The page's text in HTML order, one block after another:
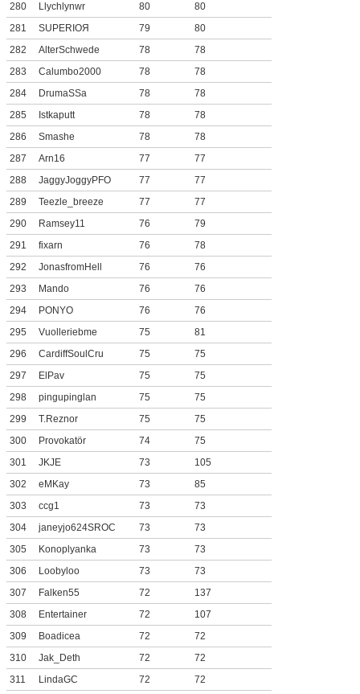
280
Llychlynwr 80
80
281
SUPERIOЯ 79
80
282
AlterSchwede 78
78
283
Calumbo2000 78
78
284
DrumaSSa 78
78
285
Istkaputt 78
78
286
Smashe 78
78
287
Arn16 77
77
288
JaggyJoggyPFO 77
77
289
Teezle_breeze 77
77
290
Ramsey11 76
79
291
fixarn 76
78
292
JonasfromHell 76
76
293
Mando 76
76
294
PONYO 76
76
295
Vuolleriebme 75
81
296
CardiffSoulCru 75
75
297
ElPav 75
75
298
pingupinglan 75
75
299
T.Reznor 75
75
300
Provokatör 74
75
301
JKJE 73
105
302
eMKay 73
85
303
ccg1 73
73
304
janeyjo624SROC 73
73
305
Konoplyanka 73
73
306
Loobyloo 73
73
307
Falken55 72
137
308
Entertainer 72
107
309
Boadicea 72
72
310
Jak_Deth 72
72
311
LindaGC 72 72